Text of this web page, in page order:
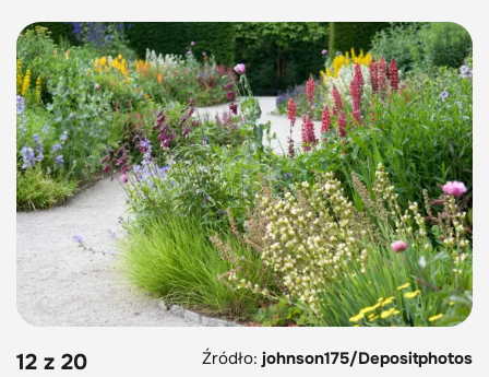
12 z 20 Źródło: johnson175/Depositphotos